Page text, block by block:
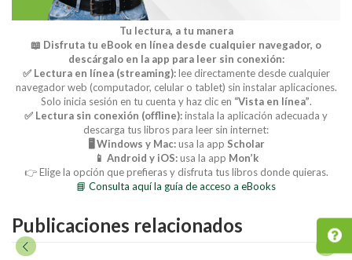
Tu lectura, a tu manera
📖 Disfruta tu eBook en línea desde cualquier navegador, o
descárgalo en la app para leer sin conexión:
✅ Lectura en línea (streaming):lee directamente desde cualquier
navegador web (computador, celular o tablet) sin instalar aplicaciones.
Solo inicia sesión en tu cuenta y haz clic en “Vista en línea”.
✅ Lectura sin conexión (offline):instala la aplicación adecuada y
descarga tus libros para leer sin internet:
🖥️ Windows y Mac:usa la app Scholar
📱 Android y iOS:usa la app Mon’k
👉 Elige la opción que prefieras y disfruta tus libros donde quieras.
📘 Consulta aquí la guía de acceso a eBooks
Publicaciones relacionados